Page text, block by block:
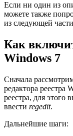
Если ни один из
можете также
из следующей
Как
Windows 7
Сначала
редактора реестра
реестра, для
ввести regedit.
Дальнейшие шаги: